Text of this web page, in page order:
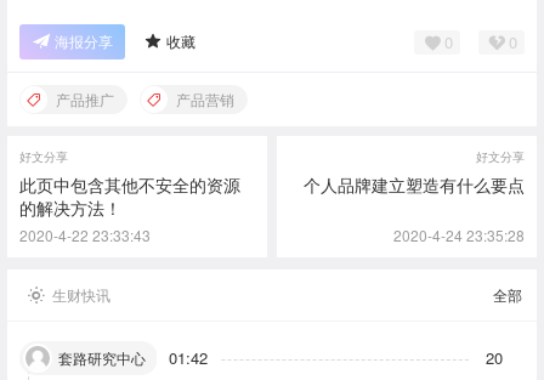
海报分享 收藏 0 0
产品推广 产品营销
好文分享
此页中包含其他不安全的资源
的解决方法！
2020-4-22 23:33:43
好文分享
个人品牌建立塑造有什么要点
2020-4-24 23:35:28
生财快讯 全部
套路研究中心 01:42
20